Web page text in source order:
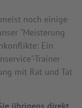
noch einige
"Meisterung
Ein
Trainer
mit Rat und Tat